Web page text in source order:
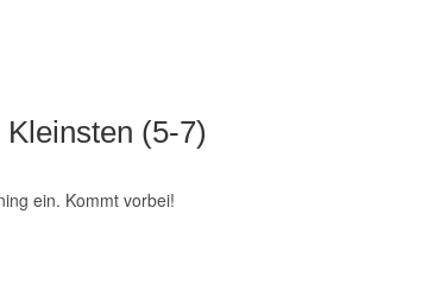
(5-7)
ein. Kommt vorbei!